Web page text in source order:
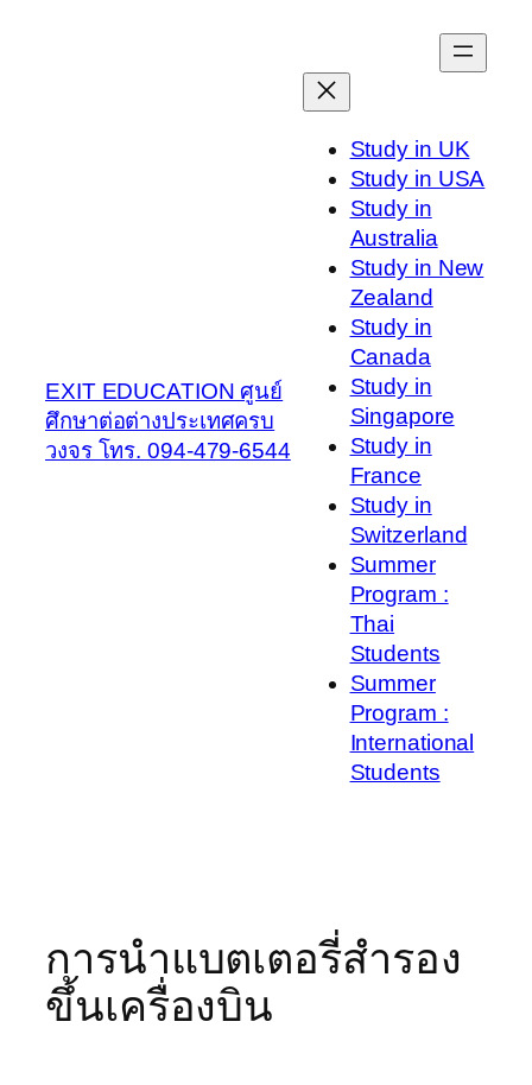
EXIT EDUCATION ศูนย์
ศึกษาต่อต่างประเทศครบ
วงจร โทร. 094-479-6544
Study in UK
Study in USA
Study in
Australia
Study in New
Zealand
Study in
Canada
Study in
Singapore
Study in
France
Study in
Switzerland
Summer
Program :
Thai
Students
Summer
Program :
International
Students
การนำแบตเตอรี่สำรอง
ขึ้นเครื่องบิน